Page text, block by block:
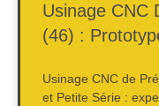
Usinage CNC
(46) :
Usinage CNC de
et Petite Série :